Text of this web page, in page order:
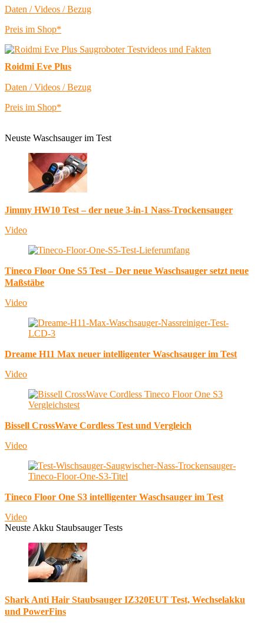
Daten / Videos / Bezug
Preis im Shop*
Roidmi Eve Plus
Daten / Videos / Bezug
Preis im Shop*
Neuste Waschsauger im Test
Jimmy HW10 Test – der neue 3-in-1 Nass-Trockensauger
Video
Tineco Floor One S5 Test – Der neue Waschsauger setzt neue
Maßstäbe
Video
Dreame H11 Max neuer intelligenter Waschsauger im Test
Video
Bissell CrossWave Cordless Test und Vergleich
Video
Tineco Floor One S3 intelligenter Waschsauger im Test
Video
Neuste Akku Staubsauger Tests
Shark Anti Hair Staubsauger IZ320EUT Test, Wechselakku
und PowerFins